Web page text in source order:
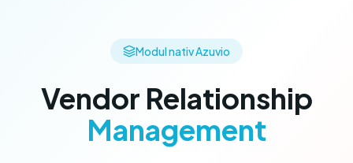
Modul nativ Azuvio
Vendor Relationship
Management